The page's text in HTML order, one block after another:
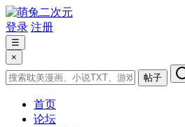
登录 注册
☰
×
帖子
首页
论坛